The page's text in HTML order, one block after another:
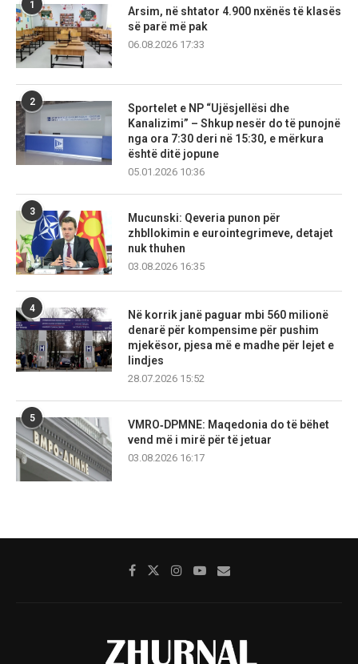
1
Arsim, në shtator 4.900 nxënës të klasës
së parë më pak
06.08.2026 17:33
2
Sportelet e NP “Ujësjellësi dhe
Kanalizimi” – Shkup nesër do të punojnë
nga ora 7:30 deri në 15:30, e mërkura
është ditë jopune
05.01.2026 10:36
3
Mucunski: Qeveria punon për
zhbllokimin e eurointegrimeve, detajet
nuk thuhen
03.08.2026 16:35
4
Në korrik janë paguar mbi 560 milionë
denarë për kompensime për pushim
mjekësor, pjesa më e madhe për lejet e
lindjes
28.07.2026 15:52
5
VMRO‑DPMNE: Maqedonia do të bëhet
vend më i mirë për të jetuar
03.08.2026 16:17